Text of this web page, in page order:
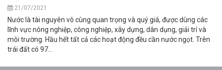
21/07/2021
Nước là tài nguyên vô cùng quan trọng và quý giá, được dùng các
lĩnh vực nông nghiệp, công nghiệp, xây dựng, dân dụng, giải trí và
môi trường. Hầu hết tất cả các hoạt động đều cần nước ngọt. Trên
trái đất có 97...